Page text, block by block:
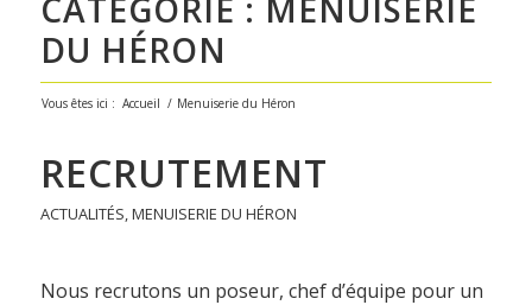
CATÉGORIE : MENUISERIE
DU HÉRON
Vous êtes ici : Accueil / Menuiserie du Héron
RECRUTEMENT
ACTUALITÉS,MENUISERIE DU HÉRON
Nous recrutons un poseur, chef d’équipe pour un